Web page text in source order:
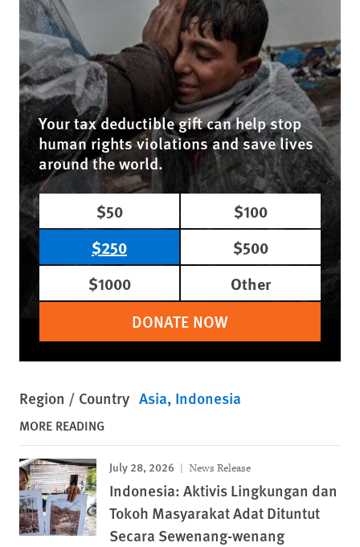
Your tax deductible gift can help stop
human rights violations and save lives
around the world.
$50
$100
$250
$500
$1000
Other
DONATE NOW
Region / Country Asia Indonesia
MORE READING
July 28, 2026 News Release
Indonesia: Aktivis Lingkungan dan
Tokoh Masyarakat Adat Dituntut
Secara Sewenang-wenang